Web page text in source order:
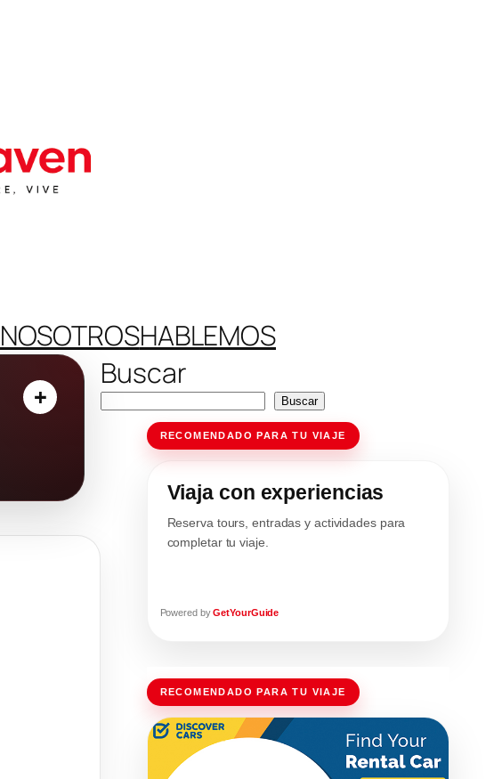
NOSOTROSHABLEMOS
Buscar
Buscar
RECOMENDADO PARA TU VIAJE
Viaja con experiencias
Reserva tours, entradas y actividades para
completar tu viaje.
Powered byGetYourGuide
RECOMENDADO PARA TU VIAJE